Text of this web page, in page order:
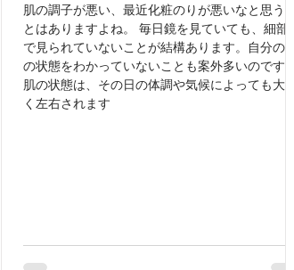
肌の調子が悪い、最近化粧のりが悪いなと思うこ
とはありますよね。 毎日鏡を見ていても、細部ま
で見られていないことが結構あります。自分の肌
の状態をわかっていないことも案外多いのです。
肌の状態は、その日の体調や気候によっても大き
く左右されます